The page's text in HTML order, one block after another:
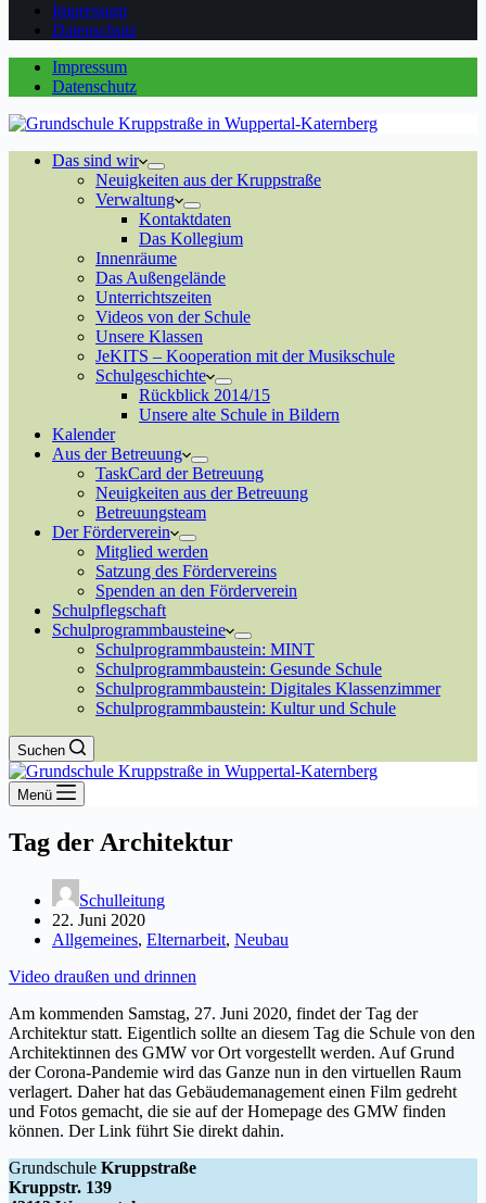
Impressum
Datenschutz
Impressum
Datenschutz
Das sind wir
Neuigkeiten aus der Kruppstraße
Verwaltung
Kontaktdaten
Das Kollegium
Innenräume
Das Außengelände
Unterrichtszeiten
Videos von der Schule
Unsere Klassen
JeKITS – Kooperation mit der Musikschule
Schulgeschichte
Rückblick 2014/15
Unsere alte Schule in Bildern
Kalender
Aus der Betreuung
TaskCard der Betreuung
Neuigkeiten aus der Betreuung
Betreuungsteam
Der Förderverein
Mitglied werden
Satzung des Fördervereins
Spenden an den Förderverein
Schulpflegschaft
Schulprogrammbausteine
Schulprogrammbaustein: MINT
Schulprogrammbaustein: Gesunde Schule
Schulprogrammbaustein: Digitales Klassenzimmer
Schulprogrammbaustein: Kultur und Schule
Suchen
Menü
Tag der Architektur
Schulleitung
22. Juni 2020
Allgemeines, Elternarbeit, Neubau
Video draußen und drinnen
Am kommenden Samstag, 27. Juni 2020, findet der Tag der
Architektur statt. Eigentlich sollte an diesem Tag die Schule von den
Architektinnen des GMW vor Ort vorgestellt werden. Auf Grund
der Corona-Pandemie wird das Ganze nun in den virtuellen Raum
verlagert. Daher hat das Gebäudemanagement einen Film gedreht
und Fotos gemacht, die sie auf der Homepage des GMW finden
können. Der Link führt Sie direkt dahin.
Grundschule Kruppstraße
Kruppstr. 139